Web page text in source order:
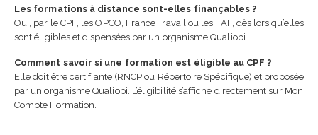
Les formations à distance sont-elles finançables ?
Oui, par le CPF, les OPCO, France Travail ou les FAF, dès lors qu’elles
sont éligibles et dispensées par un organisme Qualiopi.
Comment savoir si une formation est éligible au CPF ?
Elle doit être certifiante (RNCP ou Répertoire Spécifique) et proposée
par un organisme Qualiopi. L’éligibilité s’affiche directement sur Mon
Compte Formation.